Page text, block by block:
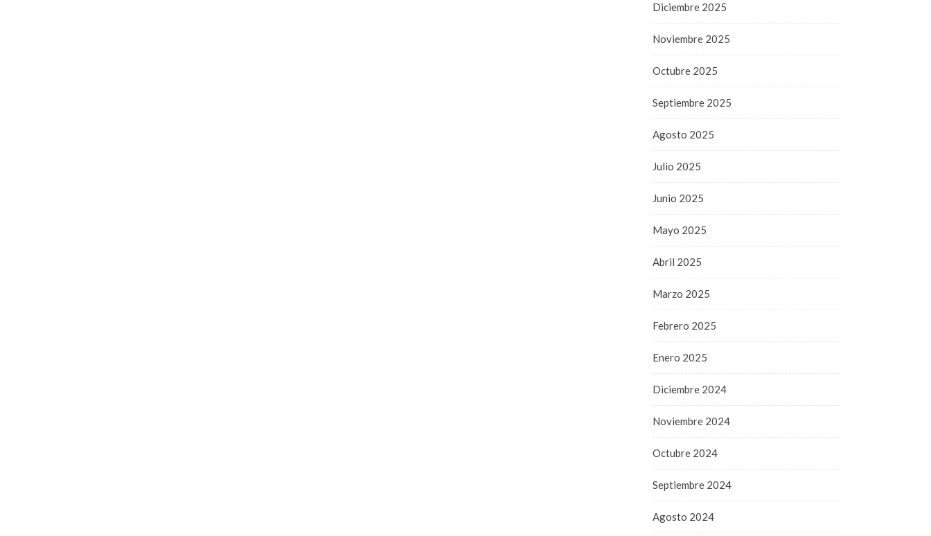
Diciembre 2025
Noviembre 2025
Octubre 2025
Septiembre 2025
Agosto 2025
Julio 2025
Junio 2025
Mayo 2025
Abril 2025
Marzo 2025
Febrero 2025
Enero 2025
Diciembre 2024
Noviembre 2024
Octubre 2024
Septiembre 2024
Agosto 2024